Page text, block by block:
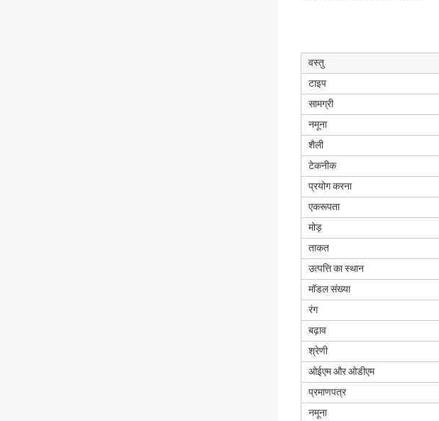
वस्तु
टाइप
सामग्री
नमूना
शैली
टेकनीक
प्रयोग करना
एकरूपता
मोड़
ताकत
उत्पत्ति का स्थान
मॉडल संख्या
रंग
बढ़ाव
श्रेणी
ओईएम और ओडीएम
प्रमाणपत्र
नमूना